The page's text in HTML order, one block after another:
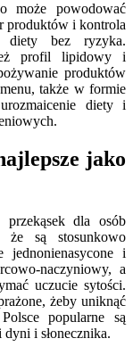
może powodować
produktów i kontrola
diety bez ryzyka.
profil lipidowy i
produktów
także w formie
diety i
jako
dla osób
są stosunkowo
jednonienasycone i
naczyniowy, a
uczucie sytości.
żeby uniknąć
popularne są
dyni i słonecznika.